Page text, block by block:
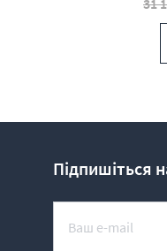
31
Підпишіться